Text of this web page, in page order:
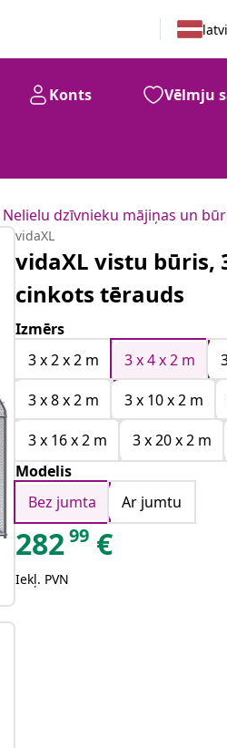
Konts Vēlmju
Nelielu dzīvnieku mājiņas un
vidaXL
vidaXL vistu būris,
cinkots tērauds
Izmērs
3 x 2 x 2 m
3 x 4 x 2 m
3 x 8 x 2 m
3 x 10 x 2 m
3 x 16 x 2 m
3 x 20 x 2 m
Modelis
Bez jumta
Ar jumtu
28299 €
Iekļ. PVN